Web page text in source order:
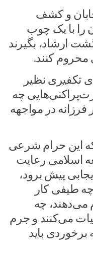
و کشف
را با یک چوب
ارشاد، بگیرند
محروم کنند.
تکفیری نظیر
چه
فرزانه در مواجهه
این حرام شرعی
اسلامی رعایت
پیش برود،
طیفی کار
چه
می‌کنند و جرم
برخوردی باید